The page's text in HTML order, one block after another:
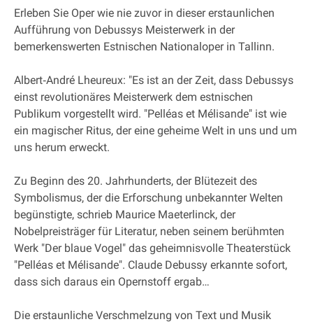
Erleben Sie Oper wie nie zuvor in dieser erstaunlichen
Aufführung von Debussys Meisterwerk in der
bemerkenswerten Estnischen Nationaloper in Tallinn.
Albert‐André Lheureux: "Es ist an der Zeit, dass Debussys
einst revolutionäres Meisterwerk dem estnischen
Publikum vorgestellt wird. "Pelléas et Mélisande" ist wie
ein magischer Ritus, der eine geheime Welt in uns und um
uns herum erweckt.
Zu Beginn des 20. Jahrhunderts, der Blütezeit des
Symbolismus, der die Erforschung unbekannter Welten
begünstigte, schrieb Maurice Maeterlinck, der
Nobelpreisträger für Literatur, neben seinem berühmten
Werk "Der blaue Vogel" das geheimnisvolle Theaterstück
"Pelléas et Mélisande". Claude Debussy erkannte sofort,
dass sich daraus ein Opernstoff ergab…
Die erstaunliche Verschmelzung von Text und Musik